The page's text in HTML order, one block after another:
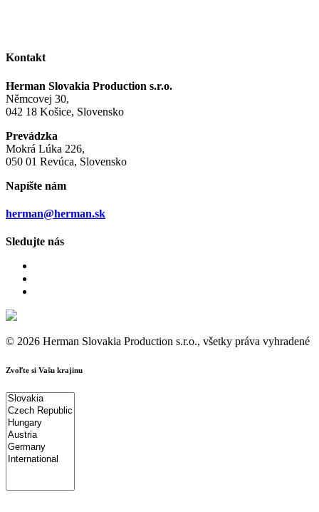
Kontakt
Herman Slovakia Production s.r.o.
Němcovej 30,
042 18 Košice, Slovensko
Prevádzka
Mokrá Lúka 226,
050 01 Revúca, Slovensko
Napíšte nám
herman@herman.sk
Sledujte nás
© 2026 Herman Slovakia Production s.r.o., všetky práva vyhradené
Zvoľte si Vašu krajinu